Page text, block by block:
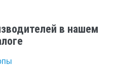
в нашем